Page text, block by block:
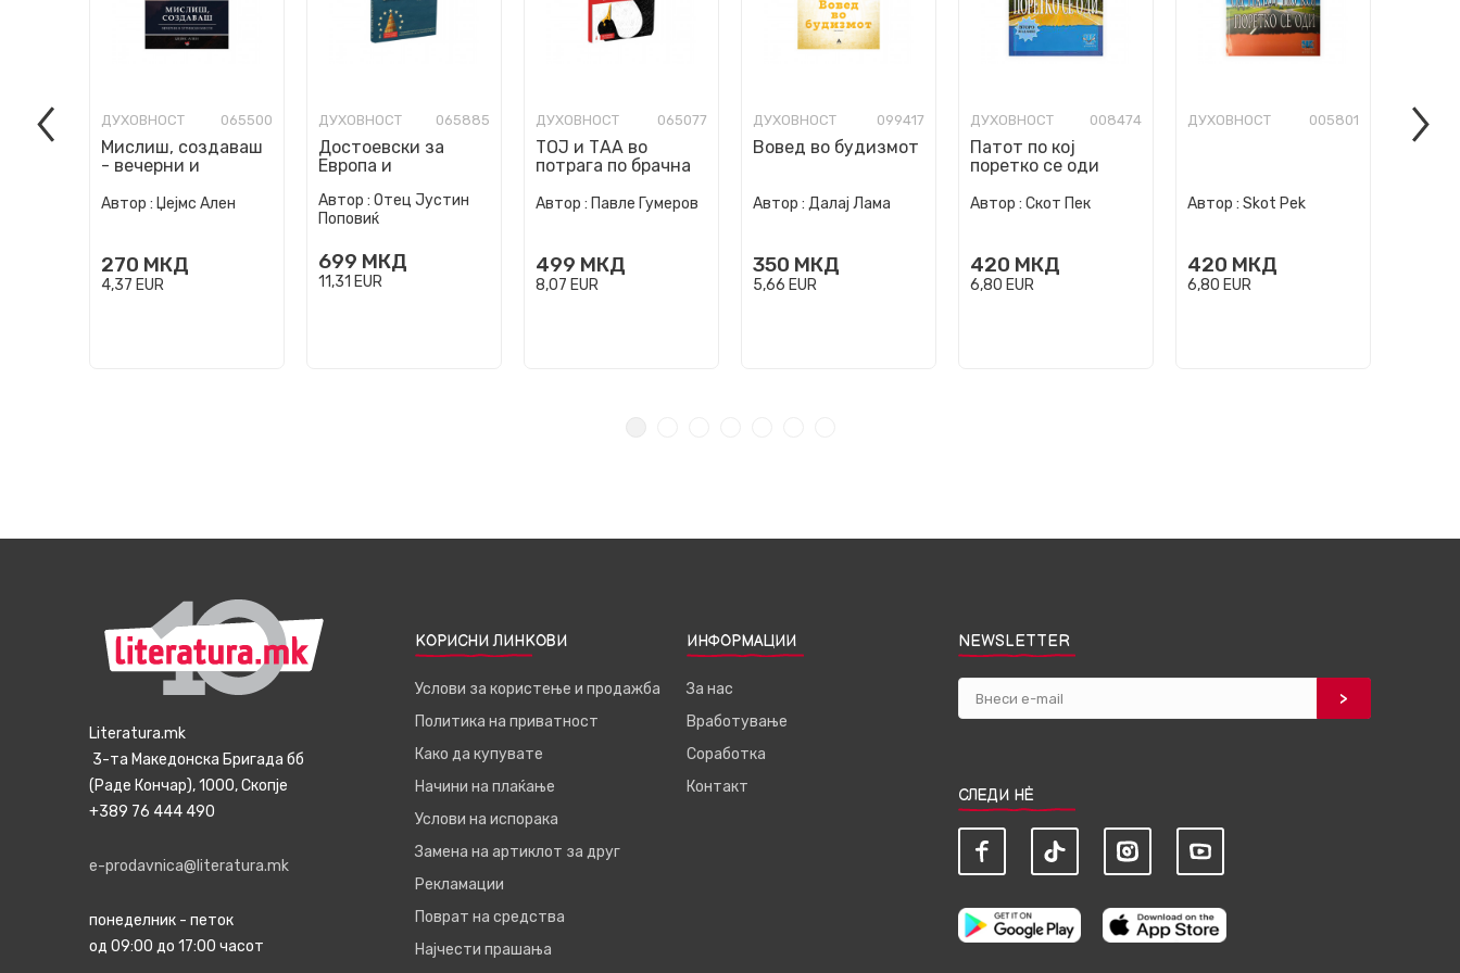
ДУХОВНОСТ 065500
Мислиш, создаваш
- вечерни и
Автор : Џејмс Ален
270 МКД
4,37 EUR
ДУХОВНОСТ 065885
Достоевски за
Европа и
Автор : Отец Јустин
Поповиќ
699 МКД
11,31 EUR
ДУХОВНОСТ 065077
ТОЈ и ТАА во
потрага по брачна
Автор : Павле Гумеров
499 МКД
8,07 EUR
ДУХОВНОСТ 099417
Вовед во будизмот
Автор : Далај Лама
350 МКД
5,66 EUR
ДУХОВНОСТ 008474
Патот по кој
поретко се оди
Автор : Скот Пек
420 МКД
6,80 EUR
ДУХОВНОСТ 005801
Автор : Skot Pek
420 МКД
6,80 EUR
Literatura.mk
3-та Македонска Бригада бб
(Раде Кончар), 1000, Скопје
+389 76 444 490
e-prodavnica@literatura.mk
понеделник - петок
од 09:00 до 17:00 часот
КОРИСНИ ЛИНКОВИ
Услови за користење и продажба
Политика на приватност
Како да купувате
Начини на плаќање
Услови на испорака
Замена на артиклот за друг
Рекламации
Поврат на средства
Најчести прашања
ИНФОРМАЦИИ
За нас
Вработување
Соработка
Контакт
NEWSLETTER
СЛЕДИ НЀ